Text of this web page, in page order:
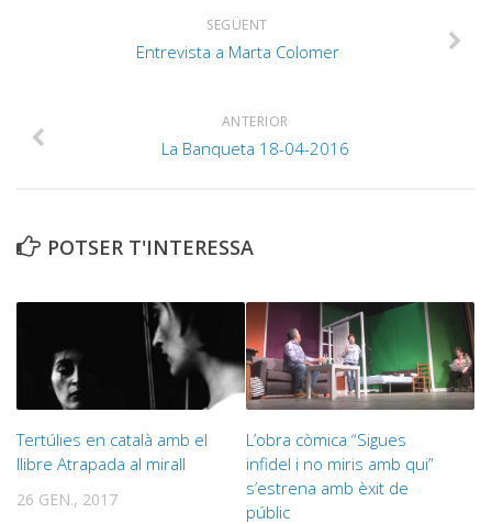
SEGÜENT
Entrevista a Marta Colomer
ANTERIOR
La Banqueta 18-04-2016
POTSER T'INTERESSA
Tertúlies en català amb el
llibre Atrapada al mirall
26 GEN., 2017
L’obra còmica “Sigues
infidel i no miris amb qui”
s’estrena amb èxit de
públic